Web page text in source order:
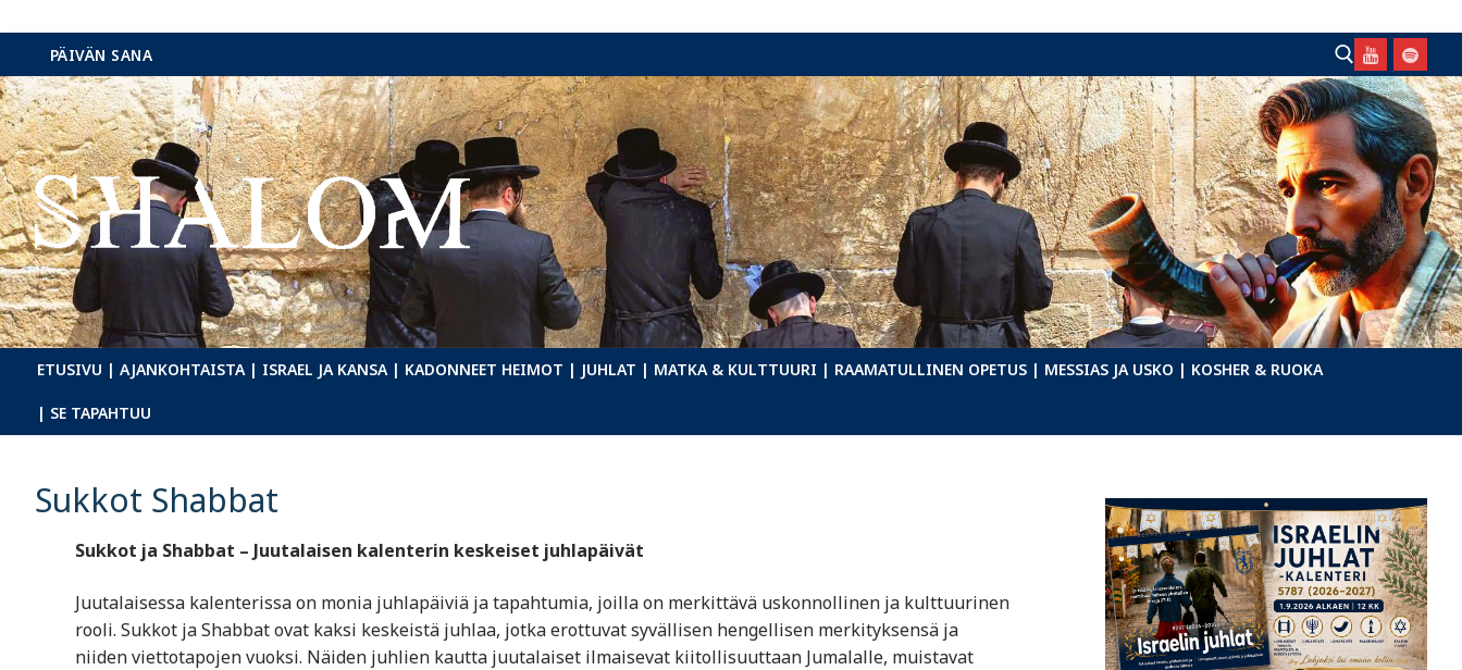
Hyppää
sisältöön
PÄIVÄN SANA
Hae:
ETUSIVU | AJANKOHTAISTA | ISRAEL JA KANSA | KADONNEET HEIMOT | JUHLAT | MATKA & KULTTUURI | RAAMATULLINEN OPETUS | MESSIAS JA USKO | KOSHER & RUOKA
| SE TAPAHTUU
Sukkot Shabbat
Sukkot ja Shabbat – Juutalaisen kalenterin keskeiset juhlapäivät
Juutalaisessa kalenterissa on monia juhlapäiviä ja tapahtumia, joilla on merkittävä uskonnollinen ja kulttuurinen
rooli. Sukkot ja Shabbat ovat kaksi keskeistä juhlaa, jotka erottuvat syvällisen hengellisen merkityksensä ja
niiden viettotapojen vuoksi. Näiden juhlien kautta juutalaiset ilmaisevat kiitollisuuttaan Jumalalle, muistavat